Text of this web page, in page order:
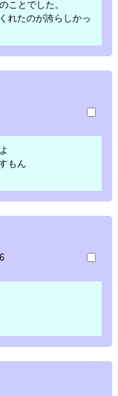
ことでした。
れたのが誇らしかっ
もん